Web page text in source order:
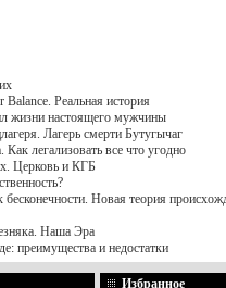
Balance. Реальная история
жизни настоящего мужчины
Лагерь смерти Бутугычаг
легализовать все что угодно
Церковь и КГБ
бесконечности. Новая теория
Наша Эра
преимущества и недостатки
Избранное